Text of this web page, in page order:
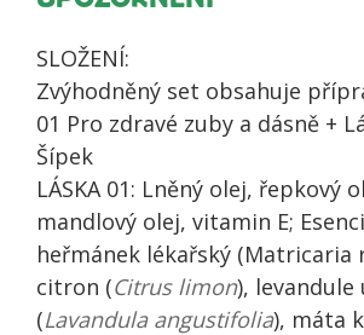
SLOŽENÍ:
Zvýhodněný set obsahuje
01 Pro zdravé zuby a dásně +
Šípek
LÁSKA 01: Lněný olej, řepkový
mandlový olej, vitamin E;
heřmánek lékařský (Matricaria
citron (Citrus limon), levandule
(Lavandula angustifolia), máta